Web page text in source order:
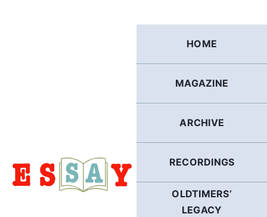
HOME
MAGAZINE
ARCHIVE
RECORDINGS
OLDTIMERS’
LEGACY